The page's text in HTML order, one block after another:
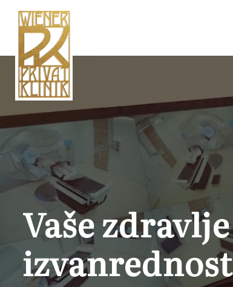
Vaše
izvanrednost